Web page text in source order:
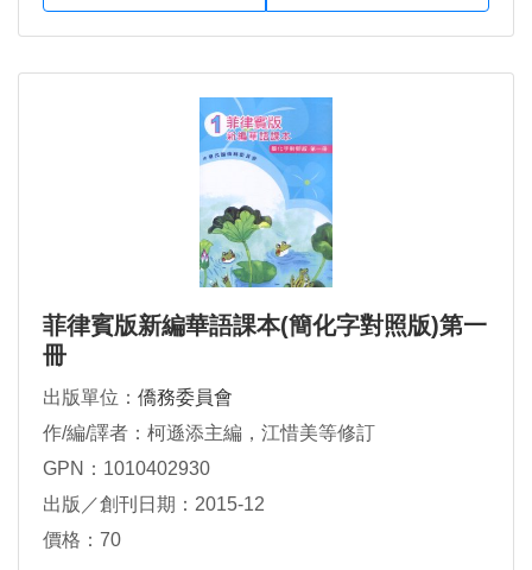
菲律賓版新編華語課本(簡化字對照版)第一
冊
出版單位： 僑務委員會
作/編/譯者：柯遜添主編，江惜美等修訂
GPN：1010402930
出版／創刊日期：2015-12
價格：70